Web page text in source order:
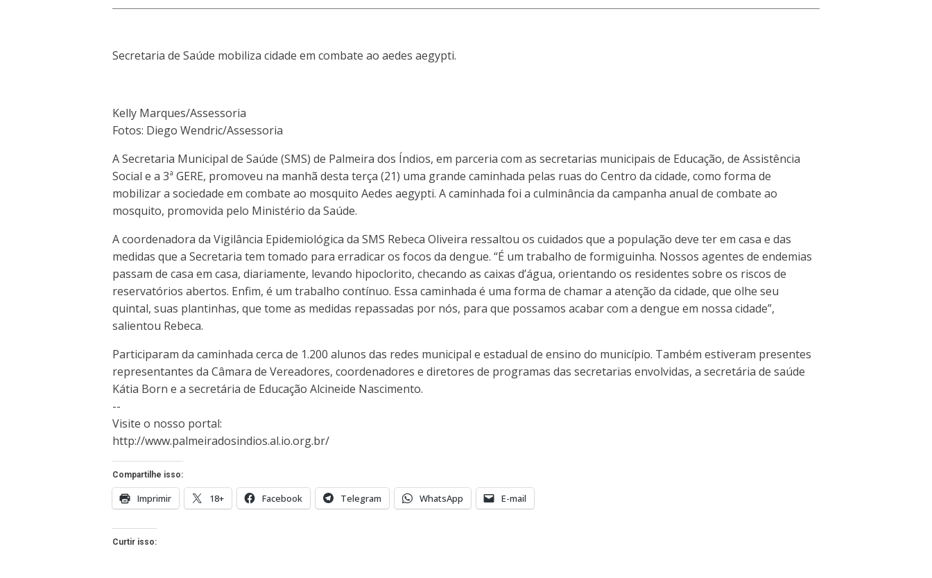
Secretaria de Saúde mobiliza cidade em combate ao aedes aegypti.
Kelly Marques/Assessoria
Fotos: Diego Wendric/Assessoria
A Secretaria Municipal de Saúde (SMS) de Palmeira dos Índios, em parceria com as secretarias municipais de Educação, de Assistência
Social e a 3ª GERE, promoveu na manhã desta terça (21) uma grande caminhada pelas ruas do Centro da cidade, como forma de
mobilizar a sociedade em combate ao mosquito Aedes aegypti. A caminhada foi a culminância da campanha anual de combate ao
mosquito, promovida pelo Ministério da Saúde.
A coordenadora da Vigilância Epidemiológica da SMS Rebeca Oliveira ressaltou os cuidados que a população deve ter em casa e das
medidas que a Secretaria tem tomado para erradicar os focos da dengue. “É um trabalho de formiguinha. Nossos agentes de endemias
passam de casa em casa, diariamente, levando hipoclorito, checando as caixas d’água, orientando os residentes sobre os riscos de
reservatórios abertos. Enfim, é um trabalho contínuo. Essa caminhada é uma forma de chamar a atenção da cidade, que olhe seu
quintal, suas plantinhas, que tome as medidas repassadas por nós, para que possamos acabar com a dengue em nossa cidade”,
salientou Rebeca.
Participaram da caminhada cerca de 1.200 alunos das redes municipal e estadual de ensino do município. Também estiveram presentes
representantes da Câmara de Vereadores, coordenadores e diretores de programas das secretarias envolvidas, a secretária de saúde
Kátia Born e a secretária de Educação Alcineide Nascimento.
--
Visite o nosso portal:
http://www.palmeiradosindios.al.io.org.br/
Compartilhe isso:
Imprimir 18+ Facebook Telegram WhatsApp E-mail
Curtir isso: